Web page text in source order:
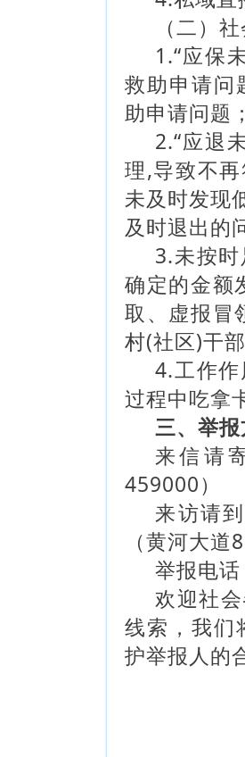
（二）
1.“应保
救助申请问
助申请问题
2.“应退
理,导致不
未及时发现
及时退出的
3.未按
确定的金额
取、虚报冒
村(社区)干
4.工作
过程中吃拿
三、举
来信请
459000）
来访请
（黄河大道
举报电
欢迎社
线索，我们
护举报人的